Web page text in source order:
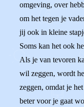
omgeving, over
om het tegen je
jij ook in kleine
Soms kan het ook
Als je van tevoren
wil zeggen, wordt
zeggen, omdat je
beter voor je gaat